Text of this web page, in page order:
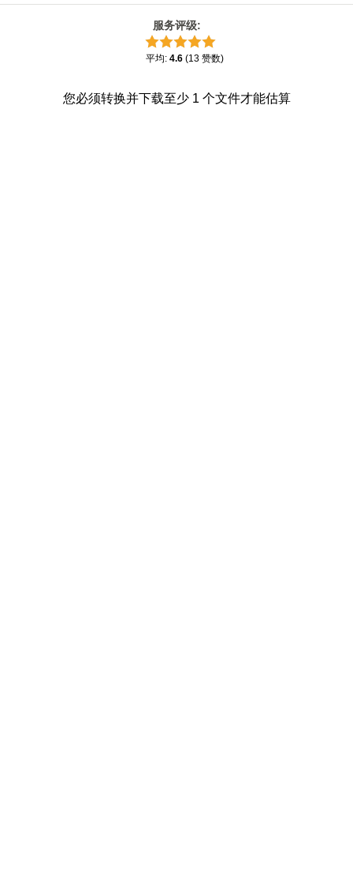
服务评级:
平均: 4.6 (13 赞数)
您必须转换并下载至少 1 个文件才能估算